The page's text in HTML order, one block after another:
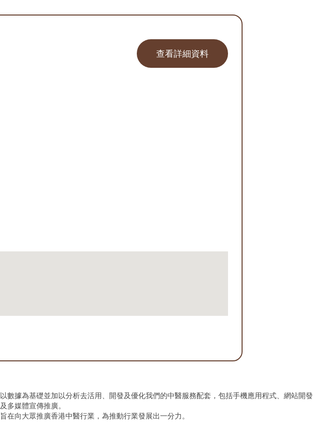
查看詳細資料
以數據為基礎並加以分析去活用、開發及優化我們的中醫服務配套，包括手機應用程式、網站開發
及多媒體宣傳推廣。
旨在向大眾推廣香港中醫行業，為推動行業發展出一分力。